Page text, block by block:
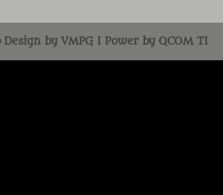
Design by VMPG I Power by QCOM TI